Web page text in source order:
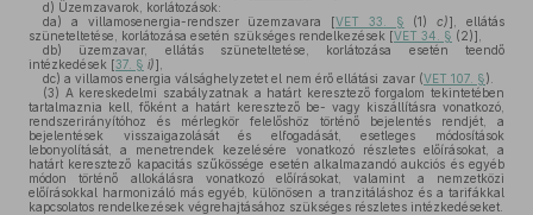
d) Üzemzavarok, korlátozások:
da) a villamosenergia-rendszer üzemzavara [VET 33. § (1)c)], ellátás
szüneteltetése, korlátozása esetén szükséges rendelkezések [VET 34. § (2)],
db) üzemzavar, ellátás szüneteltetése, korlátozása esetén teendő
intézkedések [37. § i)],
dc) a villamos energia válsághelyzetet el nem érő ellátási zavar (VET 107. §).
(3) A kereskedelmi szabályzatnak a határt keresztező forgalom tekintetében
tartalmaznia kell, főként a határt keresztező be- vagy kiszállításra vonatkozó,
rendszerirányítóhoz és mérlegkör felelőshöz történő bejelentés rendjét, a
bejelentések visszaigazolását és elfogadását, esetleges módosítások
lebonyolítását, a menetrendek kezelésére vonatkozó részletes előírásokat, a
határt keresztező kapacitás szűkössége esetén alkalmazandó aukciós és egyéb
módon történő allokálásra vonatkozó előírásokat, valamint a nemzetközi
előírásokkal harmonizáló más egyéb, különösen a tranzitáláshoz és a tarifákkal
kapcsolatos rendelkezések végrehajtásához szükséges részletes intézkedéseket.